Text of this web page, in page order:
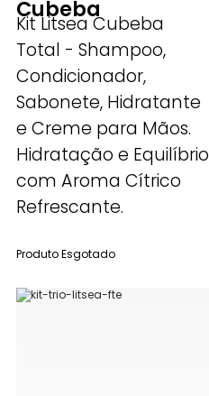
Cubeba
Kit Litsea Cubeba
Total - Shampoo,
Condicionador,
Sabonete, Hidratante
e Creme para Mãos.
Hidratação e Equilíbrio
com Aroma Cítrico
Refrescante.
Produto Esgotado